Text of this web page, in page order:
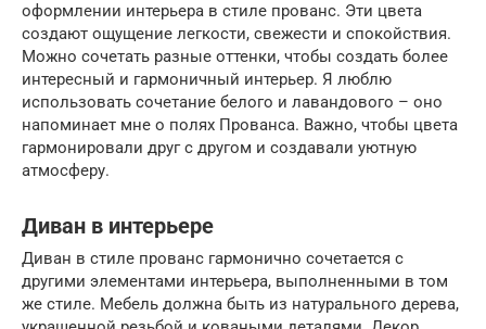
оформлении интерьера в стиле прованс. Эти цвета
создают ощущение легкости, свежести и спокойствия.
Можно сочетать разные оттенки, чтобы создать более
интересный и гармоничный интерьер. Я люблю
использовать сочетание белого и лавандового – оно
напоминает мне о полях Прованса. Важно, чтобы цвета
гармонировали друг с другом и создавали уютную
атмосферу.
Диван в интерьере
Диван в стиле прованс гармонично сочетается с
другими элементами интерьера, выполненными в том
же стиле. Мебель должна быть из натурального дерева,